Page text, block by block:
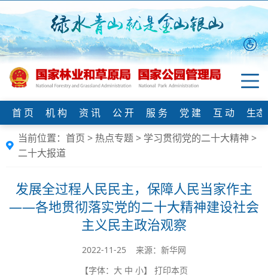
首 页 机 构 资 讯 公 开 服 务 党 建 互 动
生
当前位置： 首页 > 热点专题> 学习贯彻党的二十大精神 >
二十大报道
发展全过程人民民主，保障人民当家作主
——各地贯彻落实党的二十大精神建设社会
主义民主政治观察
2022-11-25 来源：新华网
【字体： 大 中 小】 打印本页